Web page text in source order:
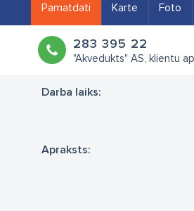
Pamatdati Karte Foto
283 395 22
"Akvedukts" AS, klientu
Darba laiks:
Apraksts: